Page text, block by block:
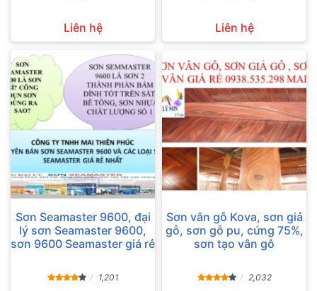
Liên hệ Liên hệ
Sơn Seamaster 9600, đại
lý sơn Seamaster 9600,
sơn 9600 Seamaster giá rẻ
1,201
Sơn vân gỗ Kova, sơn giả
gỗ, sơn gỗ pu, cứng 75%,
sơn tạo vân gỗ
2,032